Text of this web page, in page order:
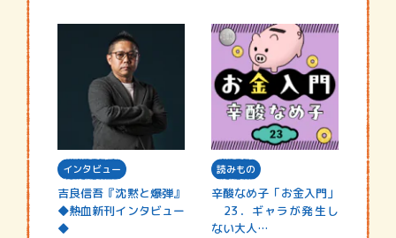
インタビュー
吉良信吾『沈黙と爆弾』
◆熱血新刊インタビュー
◆
読みもの
辛酸なめ子「お金入門」
23．ギャラが発生し
ない大人…